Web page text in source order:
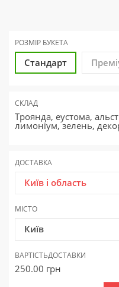
РОЗМІР БУКЕТА
Стандарт
СКЛАД
Троянда, еустома,
лимоніум, зелень,
ДОСТАВКА
Київ і область
МІСТО
Київ
ВАРТІСТЬДОСТАВКИ
250.00 грн